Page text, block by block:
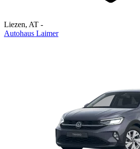
Liezen, AT -
Autohaus Laimer